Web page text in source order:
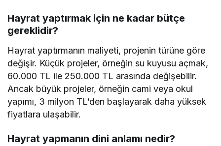
Hayrat yaptırmak için ne kadar bütçe
gereklidir?
Hayrat yaptırmanın maliyeti, projenin türüne göre
değişir. Küçük projeler, örneğin su kuyusu açmak,
60.000 TL ile 250.000 TL arasında değişebilir.
Ancak büyük projeler, örneğin cami veya okul
yapımı, 3 milyon TL’den başlayarak daha yüksek
fiyatlara ulaşabilir.
Hayrat yapmanın dini anlamı nedir?